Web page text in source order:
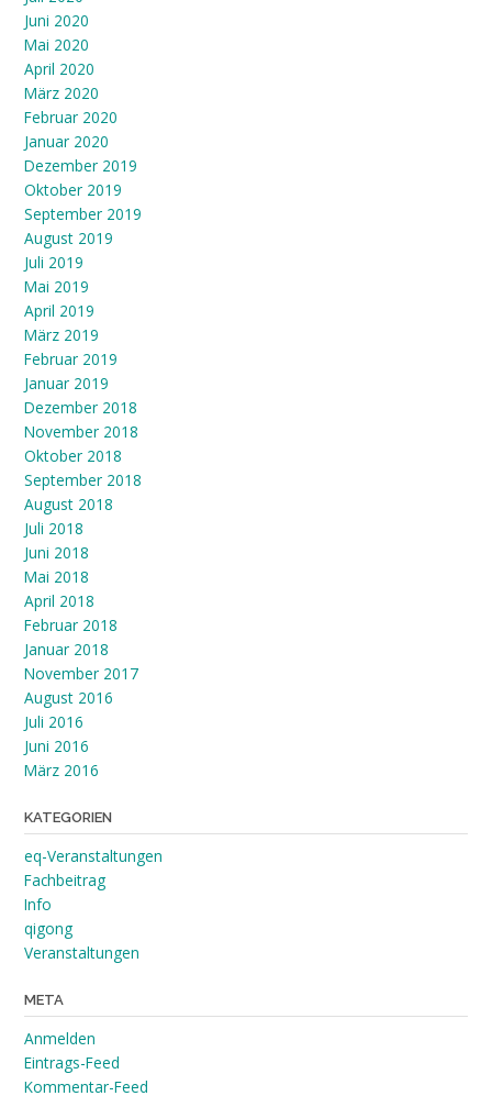
Juni 2020
Mai 2020
April 2020
März 2020
Februar 2020
Januar 2020
Dezember 2019
Oktober 2019
September 2019
August 2019
Juli 2019
Mai 2019
April 2019
März 2019
Februar 2019
Januar 2019
Dezember 2018
November 2018
Oktober 2018
September 2018
August 2018
Juli 2018
Juni 2018
Mai 2018
April 2018
Februar 2018
Januar 2018
November 2017
August 2016
Juli 2016
Juni 2016
März 2016
KATEGORIEN
eq-Veranstaltungen
Fachbeitrag
Info
qigong
Veranstaltungen
META
Anmelden
Eintrags-Feed
Kommentar-Feed